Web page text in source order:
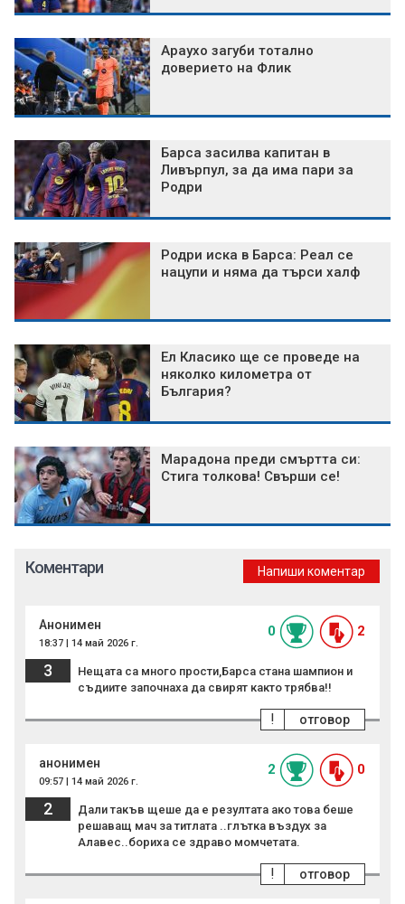
Араухо загуби тотално
доверието на Флик
Барса засилва капитан в
Ливърпул, за да има пари за
Родри
Родри иска в Барса: Реал се
нацупи и няма да търси халф
Ел Класико ще се проведе на
няколко километра от
България?
Марадона преди смъртта си:
Стига толкова! Свърши се!
Коментари Напиши коментар
Анонимен
18:37 | 14 май 2026 г.
0 2
3
Нещата са много прости,Барса стана шампион и
съдиите започнаха да свирят както трябва!!
отговор
!
анонимен
09:57 | 14 май 2026 г.
2 0
2
Дали такъв щеше да е резултата ако това беше
решаващ мач за титлата ..глътка въздух за
Алавес..бориха се здраво момчетата.
отговор
!